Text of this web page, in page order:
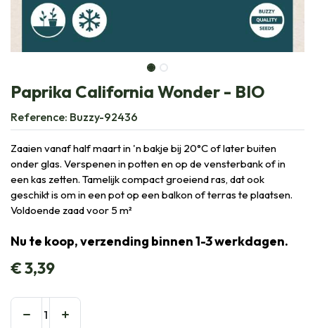
Paprika California Wonder - BIO
Reference: Buzzy-92436
Zaaien vanaf half maart in 'n bakje bij 20°C of later buiten
onder glas. Verspenen in potten en op de vensterbank of in
een kas zetten. Tamelijk compact groeiend ras, dat ook
geschikt is om in een pot op een balkon of terras te plaatsen.
Voldoende zaad voor 5 m²
Nu te koop, verzending binnen 1-3 werkdagen.
€3,39